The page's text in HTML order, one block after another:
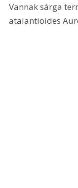
Vannak sárga
atalantioides